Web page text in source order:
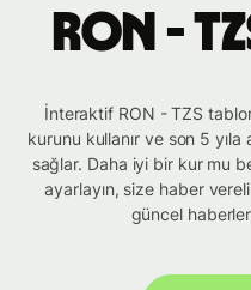
RON -
İnteraktif RON - TZS
kurunu kullanır ve son 5
sağlar. Daha iyi bir kur mu
ayarlayın, size haber
güncel